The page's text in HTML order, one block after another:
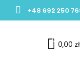
+48 692 250
0 0,00 zł